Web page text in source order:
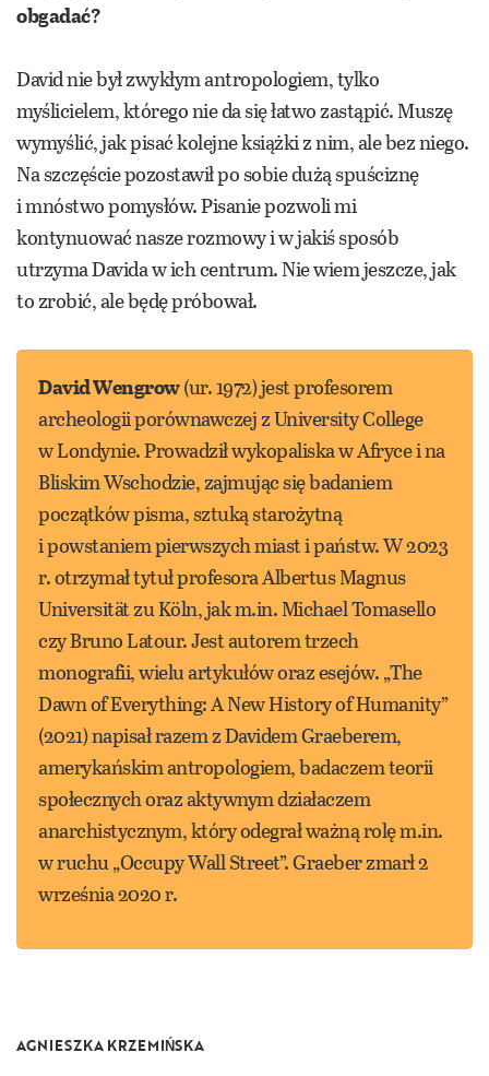
obgadać?
David nie był zwykłym antropologiem, tylko
myślicielem, którego nie da się łatwo zastąpić. Muszę
wymyślić, jak pisać kolejne książki z nim, ale bez niego.
Na szczęście pozostawił po sobie dużą spuściznę
i mnóstwo pomysłów. Pisanie pozwoli mi
kontynuować nasze rozmowy i w jakiś sposób
utrzyma Davida w ich centrum. Nie wiem jeszcze, jak
to zrobić, ale będę próbował.
David Wengrow(ur. 1972) jest profesorem
archeologii porównawczej z University College
w Londynie. Prowadził wykopaliska w Afryce i na
Bliskim Wschodzie, zajmując się badaniem
początków pisma, sztuką starożytną
i powstaniem pierwszych miast i państw. W 2023
r. otrzymał tytuł profesora Albertus Magnus
Universität zu Köln, jak m.in. Michael Tomasello
czy Bruno Latour. Jest autorem trzech
monografii, wielu artykułów oraz esejów. „The
Dawn of Everything: A New History of Humanity”
(2021) napisał razem z Davidem Graeberem,
amerykańskim antropologiem, badaczem teorii
społecznych oraz aktywnym działaczem
anarchistycznym, który odegrał ważną rolę m.in.
w ruchu „Occupy Wall Street”. Graeber zmarł 2
września 2020 r.
AGNIESZKA KRZEMIŃSKA